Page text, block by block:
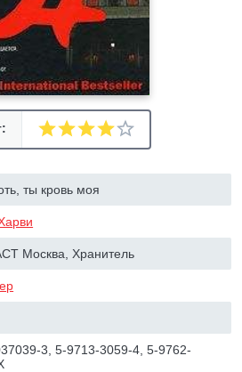
ты кровь моя
Москва, Хранитель
3, 5-9713-3059-4, 5-9762-